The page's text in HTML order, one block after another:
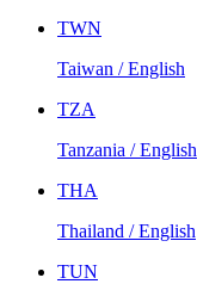
TWN
Taiwan / English
TZA
Tanzania / English
THA
Thailand / English
TUN